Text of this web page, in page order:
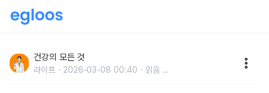
의 정체건강의 모든 것
라이프 2026-03-08 00:40 읽음 ...